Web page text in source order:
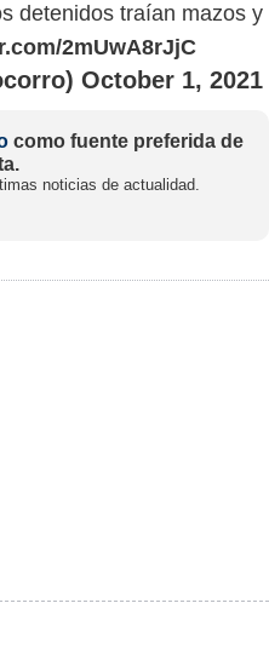
detenidos traían mazos y
2mUwA8rJjC
October 1, 2021
como fuente preferida de
noticias de actualidad.